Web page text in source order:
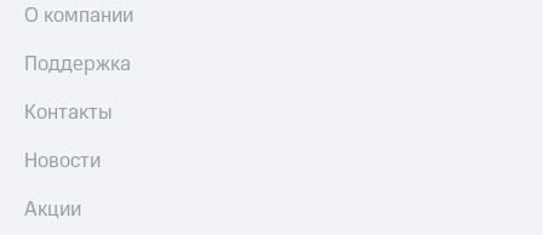
О компании
Поддержка
Контакты
Новости
Акции